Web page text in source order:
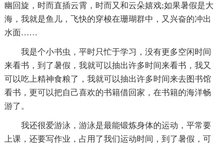
幽回旋，时而直插云霄，时而又和云朵嬉戏;如果暑假是大
海，我就是鱼儿，飞快的穿梭在珊瑚群中，又兴奋的冲出
水面……
我是个小书虫，平时只忙于学习，没有更多空闲时间
来看书，到了暑假，我就可以抽出许多时间来看书，我又
可以吃上精神食粮了，我就可以抽出许多时间来去图书馆
看书，更可以把自己喜欢的书籍借回家，在书籍的海洋畅
游了。
我还很爱游泳，游泳是最能锻炼身体的运动，平常要
上课，还要写作业，占用了我们运动时间，到了暑假，可